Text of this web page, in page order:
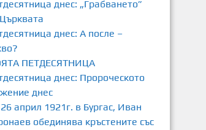
днес: „Грабването”
днес: А после –
ПЕТДЕСЯТНИЦА
днес: Пророческото
днес
април 1921г. в Бургас, Иван
обединява кръстените със